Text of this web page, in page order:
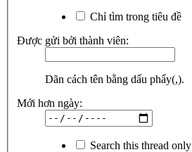
Chỉ tìm trong tiêu đề
Được gửi bởi thành viên:
Dãn cách tên bằng dấu phẩy(,).
Mới hơn ngày:
Search this thread only